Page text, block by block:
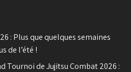
: Plus que quelques semaines
de l’été !
Tournoi de Jujitsu Combat 2026 :